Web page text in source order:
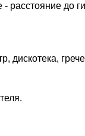
до
дискотека,